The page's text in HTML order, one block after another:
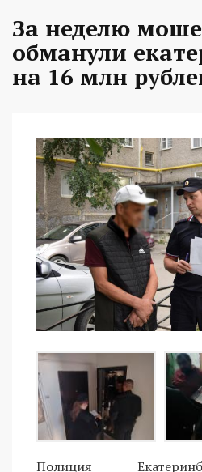
За неделю
обманули
на 16 млн
Полиция